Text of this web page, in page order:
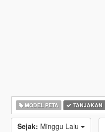
MODEL PETA TANJAKAN
Sejak: Minggu Lalu